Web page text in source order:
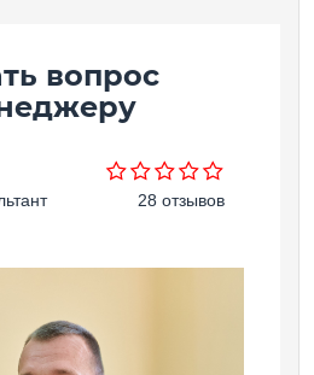
вопрос
28 отзывов